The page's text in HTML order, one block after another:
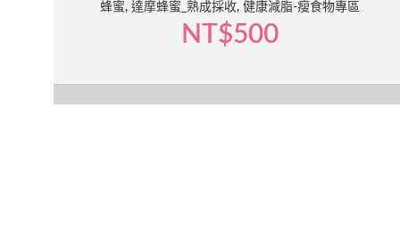
蜂蜜, 達摩蜂蜜_熟成採收, 健康減脂-瘦食物專區
NT$500